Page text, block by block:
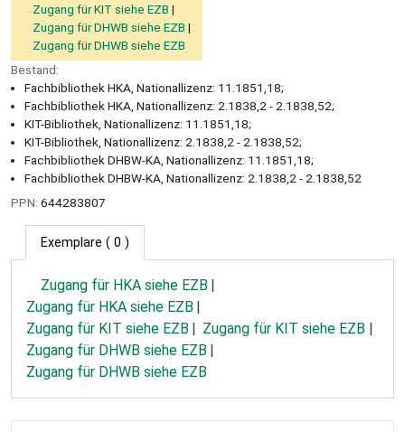
Zugang für KIT siehe EZB
Zugang für DHWB siehe EZB
Zugang für DHWB siehe EZB
Bestand:
Fachbibliothek HKA, Nationallizenz: 11.1851,18;
Fachbibliothek HKA, Nationallizenz: 2.1838,2 - 2.1838,52;
KIT-Bibliothek, Nationallizenz: 11.1851,18;
KIT-Bibliothek, Nationallizenz: 2.1838,2 - 2.1838,52;
Fachbibliothek DHBW-KA, Nationallizenz: 11.1851,18;
Fachbibliothek DHBW-KA, Nationallizenz: 2.1838,2 - 2.1838,52
PPN: 644283807
Exemplare ( 0 )
Zugang für HKA siehe EZB
Zugang für HKA siehe EZB
Zugang für KIT siehe EZB
Zugang für KIT siehe EZB
Zugang für DHWB siehe EZB
Zugang für DHWB siehe EZB